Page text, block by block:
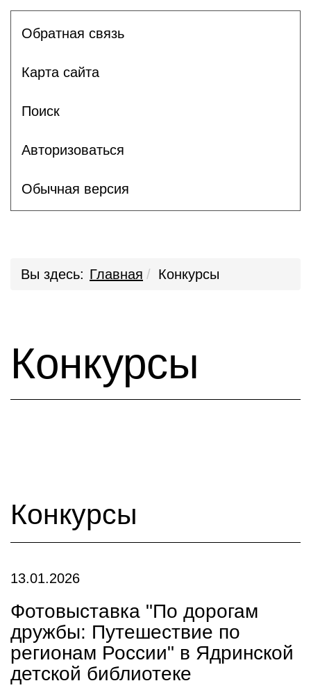
Обратная связь
Карта сайта
Поиск
Авторизоваться
Обычная версия
Вы здесь: Главная Конкурсы
Конкурсы
Конкурсы
13.01.2026
Фотовыставка "По дорогам
дружбы: Путешествие по
регионам России" в Ядринской
детской библиотеке